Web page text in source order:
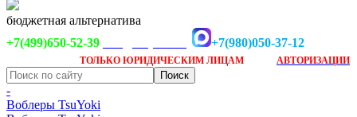
бюджетная альтернатива
+7(499)650-52-39
+7(980)050-37-12
ТОЛЬКО ЮРИДИЧЕСКИМ ЛИЦАМ АВТОРИЗАЦИИ
-
Воблеры TsuYoki